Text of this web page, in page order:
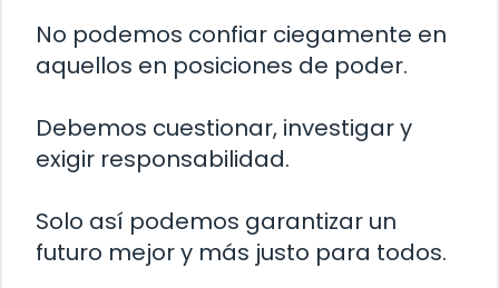
No podemos confiar ciegamente en
aquellos en posiciones de poder.
Debemos cuestionar, investigar y
exigir responsabilidad.
Solo así podemos garantizar un
futuro mejor y más justo para todos.